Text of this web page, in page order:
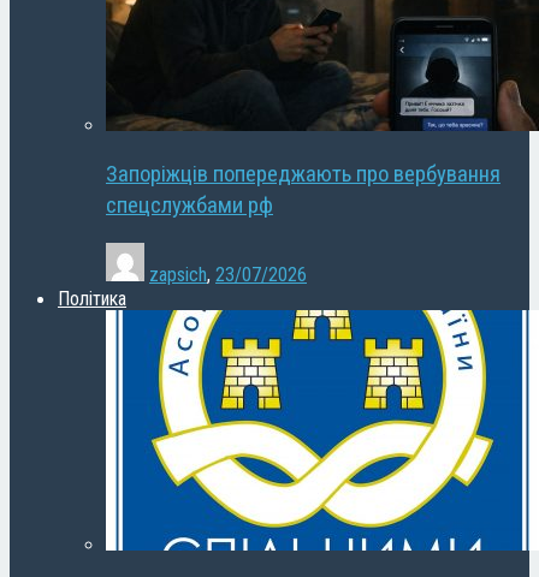
Запоріжців попереджають про вербування
спецслужбами рф
zapsich, 23/07/2026
Політика